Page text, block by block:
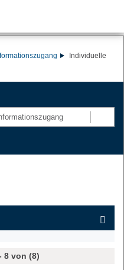
Individuelle
8 von (8)